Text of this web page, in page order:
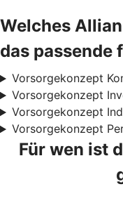
Welches
das passende
Vorsorgekonzept
Vorsorgekonzept
Vorsorgekonzept
Vorsorgekonzept
Für wen ist